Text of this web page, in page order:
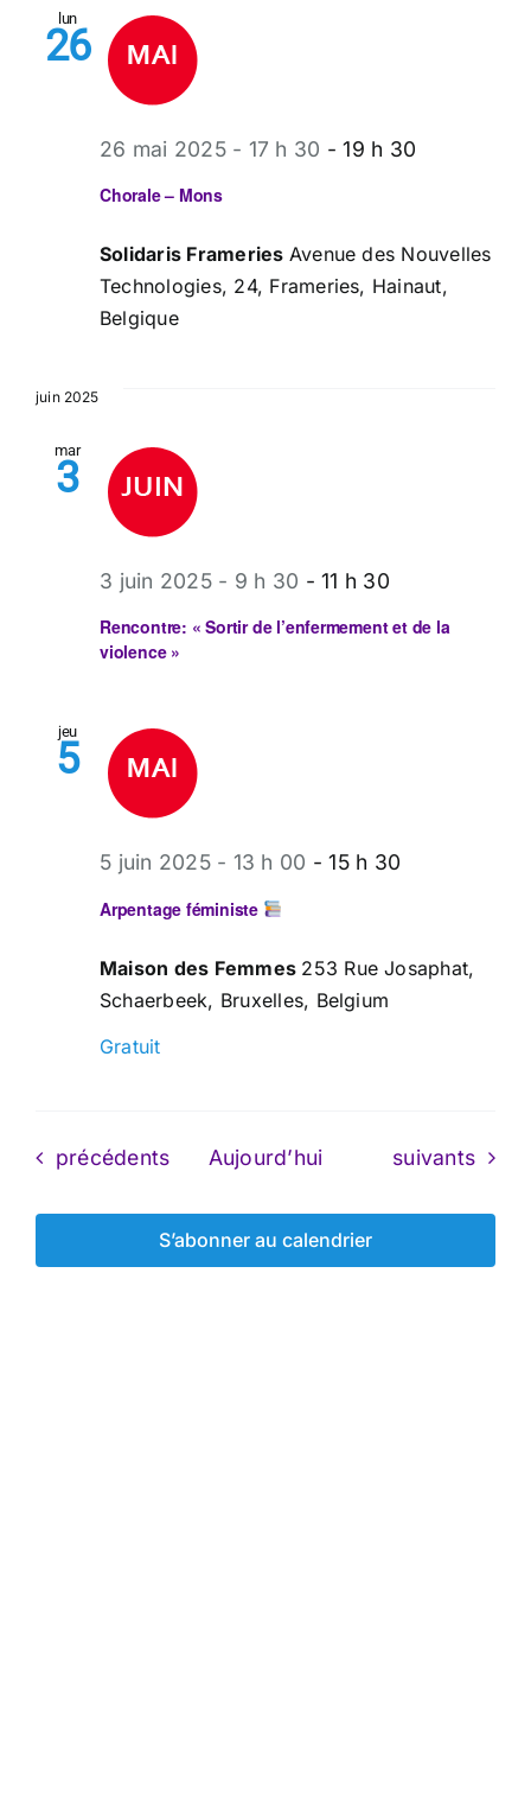
lun
26
Chorale – Mons
26 mai 2025 - 17 h 30 -19 h 30
Solidaris Frameries Avenue des Nouvelles
Technologies, 24, Frameries, Hainaut,
Belgique
juin 2025
mar
3
Rencontre: « Sortir de l’enfermement et de la
violence »
3 juin 2025 - 9 h 30 -11 h 30
jeu
5
Arpentage féministe
5 juin 2025 - 13 h 00 -15 h 30
Maison des Femmes 253 Rue Josaphat,
Schaerbeek, Bruxelles, Belgium
Gratuit
Évènements
précédents Aujourd’hui Évènements
suivants
S’abonner au calendrier